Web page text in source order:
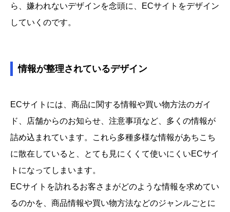
ら、嫌われないデザインを念頭に、ECサイトをデザイン
していくのです。
情報が整理されているデザイン
ECサイトには、商品に関する情報や買い物方法のガイ
ド、店舗からのお知らせ、注意事項など、多くの情報が
詰め込まれています。これら多種多様な情報があちこち
に散在していると、とても見にくくて使いにくいECサイ
トになってしまいます。
ECサイトを訪れるお客さまがどのような情報を求めてい
るのかを、商品情報や買い物方法などのジャンルごとに